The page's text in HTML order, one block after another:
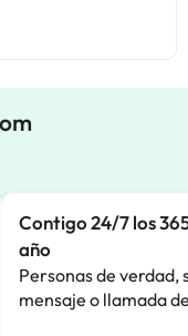
Contigo 24/7 los
año
Personas de verdad,
mensaje o llamada